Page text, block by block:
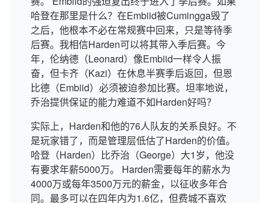
哈登在那里是什么？在Embiid被Cumingga毁了
之后，他根本不必在常规赛中回来，只是等待季
后赛。我相信Harden可以将其带入季后赛。今
年，伦纳德（Leonard）像Embiid一样令人振
奋，但卡齐（Kazi）在休息半赛季后返回，但恩
比德（Embiid）必须被迫参加比赛。坦率地说，
乔治提供保证的能力难道不如Harden好吗？
实际上，Harden和他的76人队友的关系良好。不
是玩家错了，而是管理层低估了Harden的价值。
哈登（Harden）比乔治（George）大1岁，他没
有要求年薪5000万。 Harden需要每年的薪水为
4000万或每年3500万元的薪金，以征收多年合
同。最多可以在四年内为1.6亿，但费城不喜欢